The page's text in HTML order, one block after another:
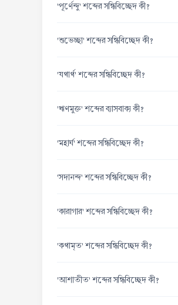
'পূর্ণেন্দু' শব্দের সন্ধিবিচ্ছেদ কী?
'শুভেচ্ছা' শব্দের সন্ধিবিচ্ছেদ কী?
'যথার্থ' শব্দের সন্ধিবিচ্ছেদ কী?
'ঋণমুক্ত' শব্দের ব্যাসবাক্য কী?
'মহার্ঘ' শব্দের সন্ধিবিচ্ছেদ কী?
'সদানন্দ' শব্দের সন্ধিবিচ্ছেদ কী?
'কারাগার' শব্দের সন্ধিবিচ্ছেদ কী?
'কথামৃত' শব্দের সন্ধিবিচ্ছেদ কী?
'আশাতীত' শব্দের সন্ধিবিচ্ছেদ কী?